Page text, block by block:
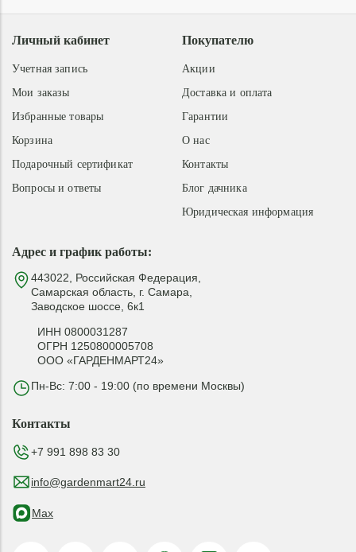
Адрес и график работы:
443022, Российская Федерация,
Самарская область, г. Самара,
Заводское шоссе, 6к1
ИНН 0800031287
ОГРН 1250800005708
ООО «ГАРДЕНМАРТ24»
Пн-Вс: 7:00 - 19:00 (по времени Москвы)
Покупателю
Акции
Доставка и оплата
Гарантии
О нас
Контакты
Блог дачника
Юридическая информация
Личный кабинет
Учетная запись
Мои заказы
Избранные товары
Корзина
Подарочный сертификат
Вопросы и ответы
Контакты
+7 991 898 83 30
info@gardenmart24.ru
Max